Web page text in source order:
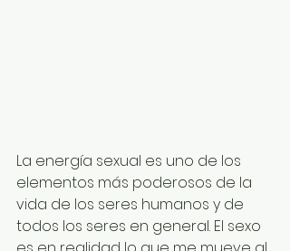
La energía sexual es uno de los
elementos más poderosos de la
vida de los seres humanos y de
todos los seres en general. El sexo